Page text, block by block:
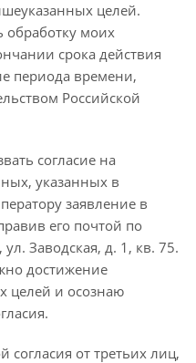
целей.
обработку моих
срока действия
периода времени,
Российской
согласие на
указанных в
заявление в
его почтой по
Заводская, д. 1, кв. 75.
достижение
целей и осознаю
от третьих лиц,